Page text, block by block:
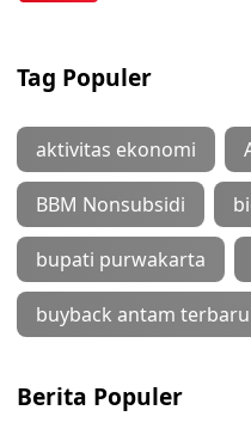
Tag Populer
aktivitas ekonomi
BBM Nonsubsidi
bupati purwakarta
buyback antam terbaru
Berita Populer